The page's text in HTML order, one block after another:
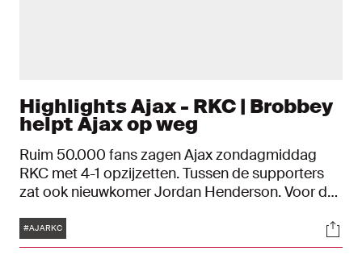
Highlights Ajax - RKC | Brobbey
helpt Ajax op weg
Ruim 50.000 fans zagen Ajax zondagmiddag
RKC met 4-1 opzijzetten. Tussen de supporters
zat ook nieuwkomer Jordan Henderson. Voor de
twee keer voor rust. Na een uur spelen zette
Kristian Hlynsson Ajax op 3-1. Het slotakkoord
Tags
#AJARKC